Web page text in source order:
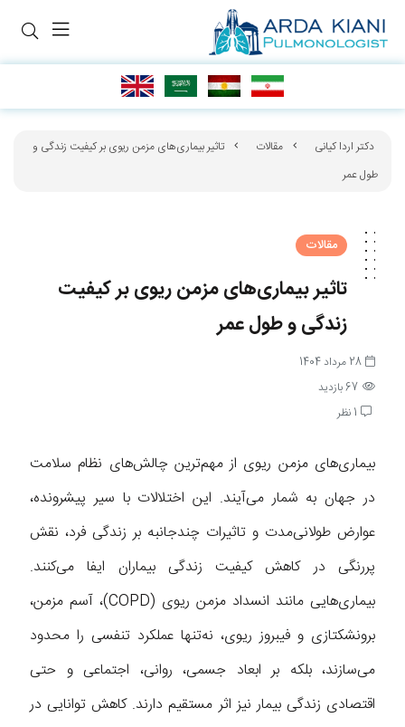
دکتر اردا کیانی مقالات
تاثیر بیماری‌های مزمن ریوی بر کیفیت زندگی و
طول عمر
مقالات
تاثیر بیماری‌های مزمن ریوی بر کیفیت
زندگی و طول عمر
28 مرداد 1404
67 بازدید
1 نظر
بیماری‌های مزمن ریوی از مهم‌ترین چالش‌های نظام سلامت
در جهان به شمار می‌آیند. این اختلالات با سیر پیشرونده،
عوارض طولانی‌مدت و تاثیرات چندجانبه بر زندگی فرد، نقش
پررنگی در کاهش کیفیت زندگی بیماران ایفا می‌کنند.
بیماری‌هایی مانند انسداد مزمن ریوی (COPD)، آسم مزمن،
برونشکتازی و فیبروز ریوی، نه‌تنها عملکرد تنفسی را محدود
می‌سازند، بلکه بر ابعاد جسمی، روانی، اجتماعی و حتی
اقتصادی زندگی بیمار نیز اثر مستقیم دارند. کاهش توانایی در